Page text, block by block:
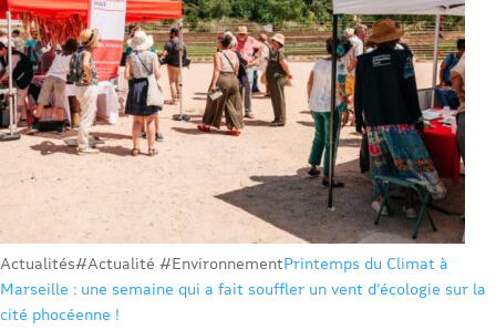
Actualités#Actualité #EnvironnementPrintemps du Climat à
Marseille : une semaine qui a fait souffler un vent d’écologie sur la
cité phocéenne !